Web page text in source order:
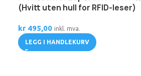
(Hvitt uten hull for RFID-leser)
kr495,00 inkl. mva.
LEGG I HANDLEKURV